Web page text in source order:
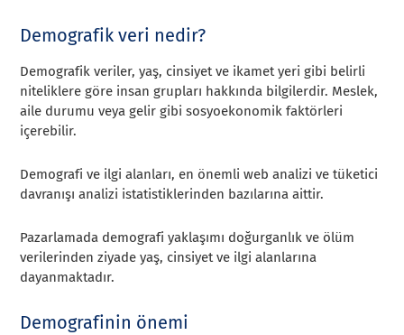
Demografik veri nedir?
Demografik veriler, yaş, cinsiyet ve ikamet yeri gibi belirli
niteliklere göre insan grupları hakkında bilgilerdir. Meslek,
aile durumu veya gelir gibi sosyoekonomik faktörleri
içerebilir.
Demografi ve ilgi alanları, en önemli web analizi ve tüketici
davranışı analizi istatistiklerinden bazılarına aittir.
Pazarlamada demografi yaklaşımı doğurganlık ve ölüm
verilerinden ziyade yaş, cinsiyet ve ilgi alanlarına
dayanmaktadır.
Demografinin önemi